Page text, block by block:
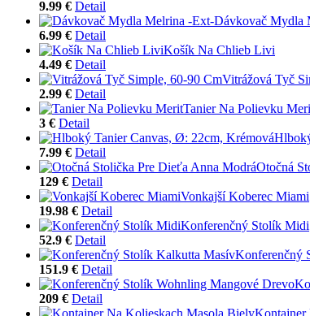
9.99 € Detail
Dávkovač Mydla
6.99 € Detail
Košík Na Chlieb Livi
4.49 € Detail
Vitrážová Tyč
2.99 € Detail
Tanier Na Polievku
3 € Detail
7.99 € Detail
Otočná
129 € Detail
Vonkajší Koberec Miami
19.98 € Detail
Konferenčný Stolík Midi
52.9 € Detail
Konferenčný
151.9 € Detail
209 € Detail
Kontajner